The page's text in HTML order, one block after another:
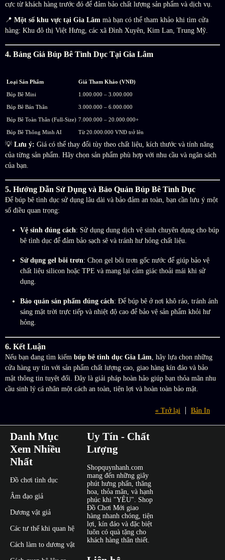
cực từ khách hàng trước đó để đảm bảo chất lượng sản phẩm và dịch vụ.
📍 Một số khu vực tại Gia Lâm mà bạn có thể tham khảo khi tìm cửa
hàng: Khu đô thị Việt Hưng, các xã Đình Xuyên, Kim Lan, Trung Mỹ.
4. Bảng Giá Búp Bê Tình Dục Tại Gia Lâm
Loại Sản Phẩm Giá Tham Khảo (VNĐ)
Búp Bê Mini 1.000.000 – 3.000.000
Búp Bê Bán Thân 3.000.000 – 6.000.000
Búp Bê Toàn Thân (Full-Size) 7.000.000 – 20.000.000+
Búp Bê Thông Minh AI Từ 20.000.000 VNĐ trở lên
💡 Lưu ý: Giá có thể thay đổi tùy theo chất liệu, kích thước và tính năng
của từng sản phẩm. Hãy chọn sản phẩm phù hợp với nhu cầu và ngân sách
của bạn.
5. Hướng Dẫn Sử Dụng và Bảo Quản Búp Bê Tình Dục
Để búp bê tình dục sử dụng lâu dài và bảo đảm an toàn, bạn cần lưu ý một
số điều quan trọng:
Vệ sinh đúng cách: Sử dụng dung dịch vệ sinh chuyên dụng cho búp
bê tình dục để đảm bảo sạch sẽ và tránh hư hỏng chất liệu.
Sử dụng gel bôi trơn: Chọn gel bôi trơn gốc nước để giúp bảo vệ
chất liệu silicon hoặc TPE và mang lại cảm giác thoải mái khi sử
dụng.
Bảo quản sản phẩm đúng cách: Để búp bê ở nơi khô ráo, tránh ánh
sáng mặt trời trực tiếp và nhiệt độ cao để bảo vệ sản phẩm khỏi hư
hỏng.
6. Kết Luận
Nếu bạn đang tìm kiếm búp bê tình dục Gia Lâm, hãy lựa chọn những
cửa hàng uy tín với sản phẩm chất lượng cao, giao hàng kín đáo và bảo
mật thông tin tuyệt đối. Đây là giải pháp hoàn hảo giúp bạn thỏa mãn nhu
cầu sinh lý cá nhân một cách an toàn, tiện lợi và hoàn toàn bảo mật.
Bản In
« Trở lại
Danh Mục
Xem Nhiều
Nhất
Đồ chơi tình dục
Âm đạo giả
Dương vật giả
Các tư thế khi quan hệ
Cách làm to dương vật
Uy Tín - Chất
Lượng
Shopquynhanh.com
mang đến những giây
phút hưng phấn, thăng
hoa, thỏa mãn, và hạnh
phúc khi "YÊU". Shop
Đồ Chơi Mới giao
hàng nhanh chóng, tiện
lợi, kín đáo và đặc biệt
luôn có quà tặng cho
khách hàng thân thiết.